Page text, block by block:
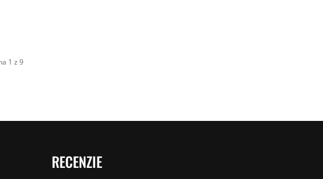
1 z 9
RECENZIE